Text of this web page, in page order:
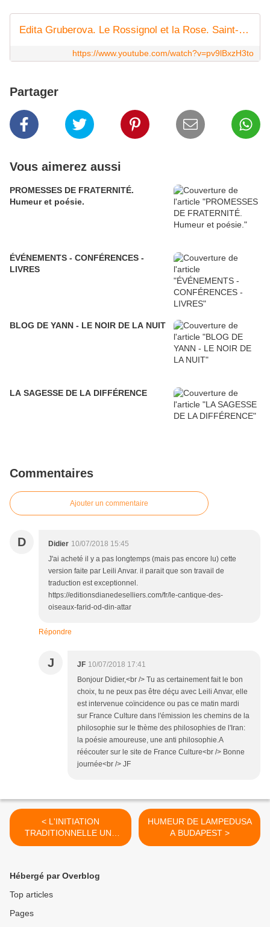
Edita Gruberova. Le Rossignol et la Rose. Saint-Saens.
https://www.youtube.com/watch?v=pv9lBxzH3to
Partager
Vous aimerez aussi
PROMESSES DE FRATERNITÉ.
Humeur et poésie.
ÉVÉNEMENTS - CONFÉRENCES -
LIVRES
BLOG DE YANN - LE NOIR DE LA NUIT
LA SAGESSE DE LA DIFFÉRENCE
Commentaires
Ajouter un commentaire
D Didier 10/07/2018 15:45
J'ai acheté il y a pas longtemps (mais pas encore lu) cette
version faite par Leili Anvar. il parait que son travail de
traduction est exceptionnel.
https://editionsdianedeselliers.com/fr/le-cantique-des-
oiseaux-farid-od-din-attar
Répondre
J JF 10/07/2018 17:41
Bonjour Didier,<br /> Tu as certainement fait le bon
choix, tu ne peux pas être déçu avec Leili Anvar, elle
est intervenue coïncidence ou pas ce matin mardi
sur France Culture dans l'émission les chemins de la
philosophie sur le thème des philosophies de l'Iran:
la poésie amoureuse, une anti philosophie.A
réécouter sur le site de France Culture<br /> Bonne
journée<br /> JF
< L'INITIATION
TRADITIONNELLE UNE
REVUE A SUIVRE
HUMEUR DE LAMPEDUSA
A BUDAPEST >
Hébergé par Overblog
Top articles
Pages